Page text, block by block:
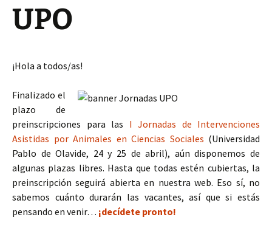
UPO
¡Hola a todos/as!
Finalizado el
plazo de
preinscripciones para las I Jornadas de Intervenciones
Asistidas por Animales en Ciencias Sociales (Universidad
Pablo de Olavide, 24 y 25 de abril), aún disponemos de
algunas plazas libres. Hasta que todas estén cubiertas, la
preinscripción seguirá abierta en nuestra web. Eso sí, no
sabemos cuánto durarán las vacantes, así que si estás
pensando en venir… ¡decídete pronto!